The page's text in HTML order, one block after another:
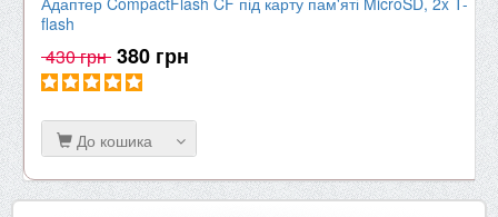
flash
430 грн 380 грн
До кошика